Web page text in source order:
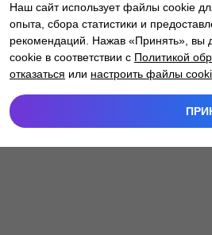
-side exception has occurred while
Наш сайт использует файлы cookie
опыта, сбора статистики и
рекомендаций. Нажав «Принять», вы
cookie в соответствии с Политикой
отказаться или настроить файлы